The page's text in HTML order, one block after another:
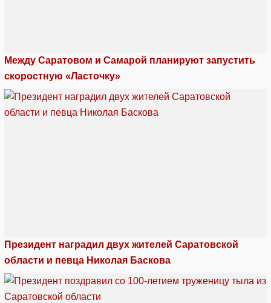
Между Саратовом и Самарой планируют запустить
скоростную «Ласточку»
Президент наградил двух жителей Саратовской
области и певца Николая Баскова